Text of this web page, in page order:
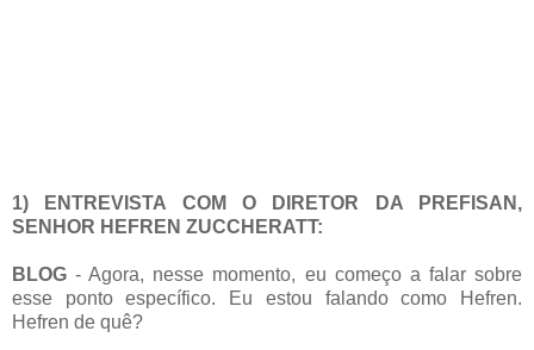
1) ENTREVISTA COM O DIRETOR DA PREFISAN,
SENHOR HEFREN ZUCCHERATT:
BLOG - Agora, nesse momento, eu começo a falar sobre
esse ponto específico. Eu estou falando como Hefren.
Hefren de quê?